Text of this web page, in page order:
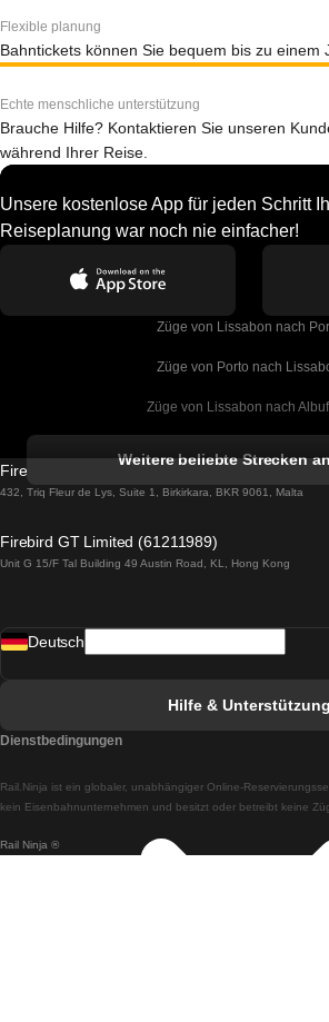
Flexible planung
Bahntickets können Sie bequem bis zu einem
Echte menschliche unterstützung
Brauche Hilfe? Kontaktieren Sie unseren
während Ihrer Reise.
Unsere kostenlose App für jeden Schritt
Reiseplanung war noch nie einfacher!
Züge von Lissabon nach
Züge von Porto nach
Züge von Lissabon nach
Züge von Lissabon nach
Züge von Lissabon nach
Züge von Lissabon nach
Züge von Braga nach
Weitere beliebte Strecken
Firebird GT Limited (OC 1451)
432, Triq Fleur de Lys, Suite 1, Birkirkara, BKR 9061, Malta
Firebird GT Limited (61211989)
Unit G 15/F Tal Building 49 Austin Road, KL, Hong Kong
Rail Ninja ®
Rail.Ninja ist ein globaler, unabhängiger Online-
kein Eisenbahnunternehmen und besitzt oder betreibt keine
Deutsch
Hilfe & Unterstützung
Dienstbedingungen